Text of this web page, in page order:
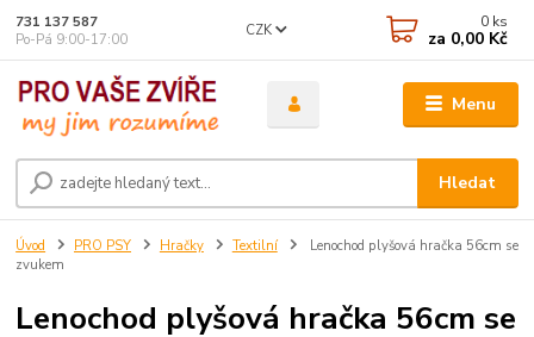
Menu
CZK
Hledat
731 137 587
Po-Pá 9:00-17:00
0 ks
za 0,00 Kč
Úvod PRO PSY Hračky Textilní
Lenochod plyšová hračka 56cm se
zvukem
Lenochod plyšová hračka 56cm se